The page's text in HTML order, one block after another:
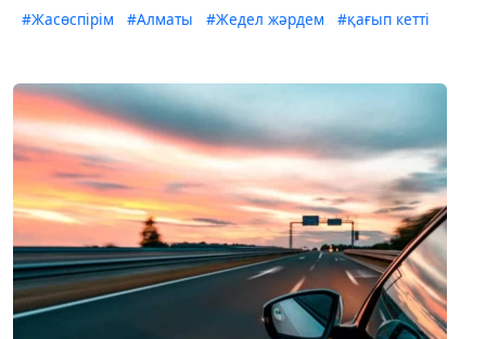
#Жасөспірім #Алматы #Жедел жәрдем #қағып кетті